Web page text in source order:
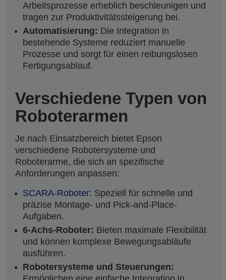
Arbeitsprozesse erheblich beschleunigen und
tragen zur Produktivitätssteigerung bei.
Automatisierung: Die Integration in
bestehende Systeme reduziert manuelle
Prozesse und sorgt für einen reibungslosen
Fertigungsablauf.
Verschiedene Typen von
Roboterarmen
Je nach Einsatzbereich bietet Epson
verschiedene Robotersysteme und
Roboterarme, die sich an spezifische
Anforderungen anpassen:
SCARA-Roboter: Speziell für schnelle und
präzise Montage- und Pick-and-Place-
Aufgaben.
6-Achs-Roboter: Bieten maximale Flexibilität
und können komplexe Bewegungsabläufe
ausführen.
Robotersysteme und Steuerungen: